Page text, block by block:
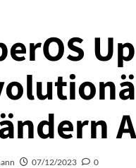
07/12/2023 0